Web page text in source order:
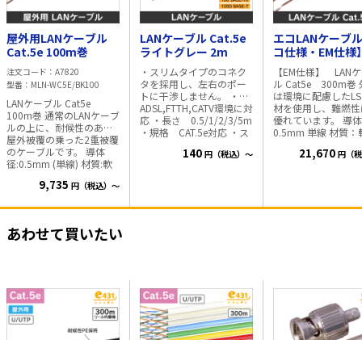
屋外用LANケーブル
Cat.5e 100m巻
注文コード
A7820
型番
MLN-WC5E/BK100
LANケーブル Cat5e
100m巻 通常のLANケーブ
ルの上に、耐候性のある
屋外被覆の乗った2重被覆
のケーブルです。 導体
径:0.5mm (単線) 材質:軟
568.2-E、ISO/IEC 11801-
1:2021、IEC 61156-5、
さ:100m 1m毎レングスマ
9,735 円（税込）～
LANケーブル Cat.5e
ライトグレー 2m
・スリムタイプのコネク
タを採用し、左右のポー
トに干渉しません。 ・
ADSL,FTTH,CATV環境に対
応 ・長さ 0.5/1/2/3/5m
・規格 CAT.5e対応 ・ス
の爪までカバーがあり、
140 円（税込）～
エコLANケーブ
コ仕様・EM仕様
U/UTP LSZE
300m巻 白
【EM仕様】 LAN
ル Cat5e 300m巻
は環境に配慮した
材を使用し、難燃
優れています。 導体径：
0.5mm 単線 材質：
568.2-E、ISO/IEC
300mフリーコイ
21,670 円（
あわせて買いたい